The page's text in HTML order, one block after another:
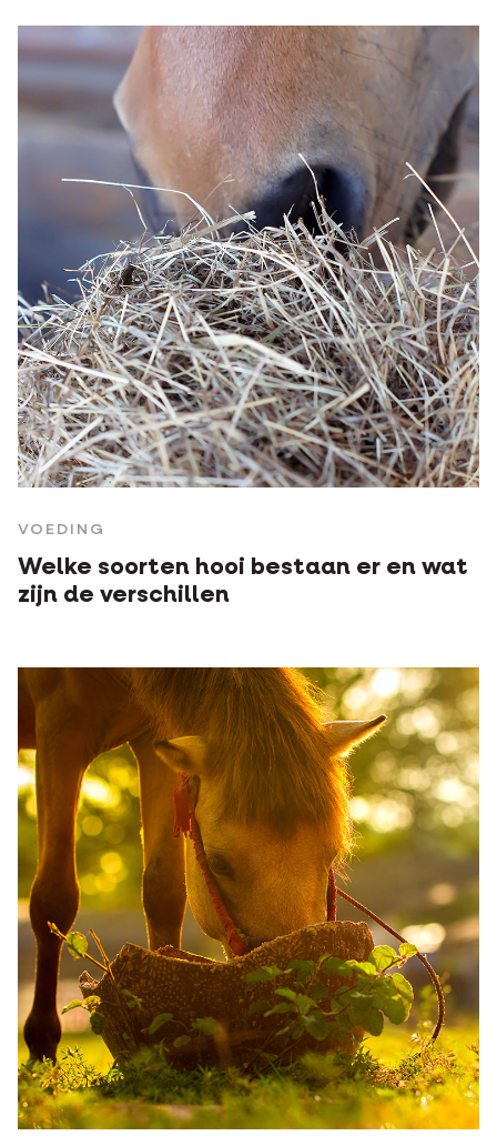
VOEDING
Welke soorten hooi bestaan er en wat
zijn de verschillen